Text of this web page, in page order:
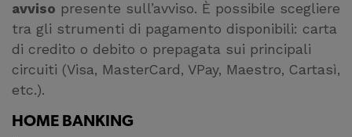
FORMAZIONE
NEWS
avviso presente sull’avviso. È possibile scegliere
tra gli strumenti di pagamento disponibili: carta
di credito o debito o prepagata sui principali
circuiti (Visa, MasterCard, VPay, Maestro, Cartasì,
etc.).
HOME BANKING